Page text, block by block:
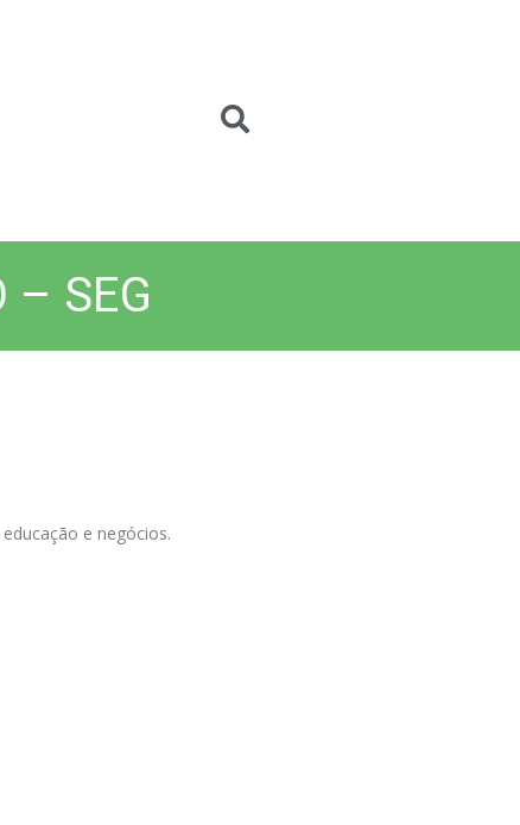
– SEG
e negócios.